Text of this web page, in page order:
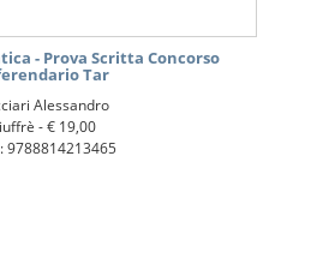
- Prova Scritta Concorso
Tar
Alessandro
-€ 19,00
9788814213465